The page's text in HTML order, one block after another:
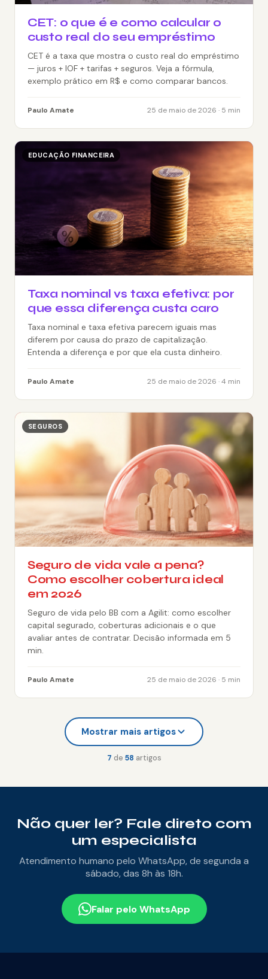
CET: o que é e como calcular o
custo real do seu empréstimo
CET é a taxa que mostra o custo real do empréstimo
— juros + IOF + tarifas + seguros. Veja a fórmula,
exemplo prático em R$ e como comparar bancos.
Paulo Amate 25 de maio de 2026 · 5 min
EDUCAÇÃO FINANCEIRA
Taxa nominal vs taxa efetiva: por
que essa diferença custa caro
Taxa nominal e taxa efetiva parecem iguais mas
diferem por causa do prazo de capitalização.
Entenda a diferença e por que ela custa dinheiro.
Paulo Amate 25 de maio de 2026 · 4 min
SEGUROS
Seguro de vida vale a pena?
Como escolher cobertura ideal
em 2026
Seguro de vida pelo BB com a Agilit: como escolher
capital segurado, coberturas adicionais e o que
avaliar antes de contratar. Decisão informada em 5
min.
Paulo Amate 25 de maio de 2026 · 5 min
Mostrar mais artigos
7 de 58 artigos
Não quer ler? Fale direto com
um especialista
Atendimento humano pelo WhatsApp, de segunda a
sábado, das 8h às 18h.
Falar pelo WhatsApp